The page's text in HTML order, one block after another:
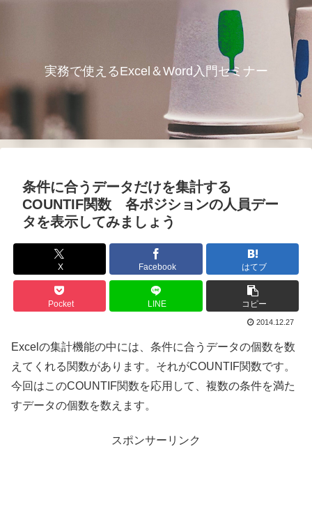
実務で使えるExcel＆Word入門セミナー
条件に合うデータだけを集計する
COUNTIF関数 各ポジションの人員デー
タを表示してみましょう
X Facebook はてブ
Pocket LINE コピー
2014.12.27
Excelの集計機能の中には、条件に合うデータの個数を数
えてくれる関数があります。それがCOUNTIF関数です。
今回はこのCOUNTIF関数を応用して、複数の条件を満た
すデータの個数を数えます。
スポンサーリンク